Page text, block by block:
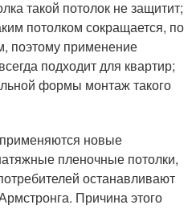
такой потолок не защитит;
потолком сокращается, по
поэтому применение
подходит для квартир;
формы монтаж такого
новые
пленочные потолки,
останавливают
Причина этого